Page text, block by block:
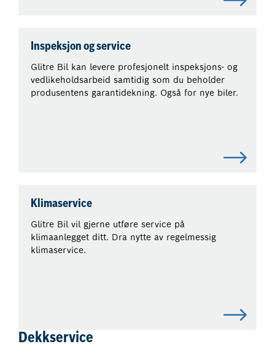
Inspeksjon og service
Glitre Bil kan levere profesjonelt inspeksjons- og
vedlikeholdsarbeid samtidig som du beholder
produsentens garantidekning. Også for nye biler.
Klimaservice
Glitre Bil vil gjerne utføre service på
klimaanlegget ditt. Dra nytte av regelmessig
klimaservice.
Dekkservice